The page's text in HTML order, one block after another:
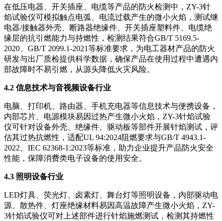
在低压电器、开关插座、电缆等产品的防火检测中，ZY-3针
焰试验仪可模拟触点电弧、电流过载产生的微小火焰，测试继
电器/接触器外壳、断路器绝缘件、开关插座塑料件、电缆绝
缘层的抗引燃能力与持燃性，检测结果符合GB/T 5169.5-
2020、GB/T 2099.1-2021等标准要求，为电工器材产品的防火
研发与出厂质检提供科学数据，确保产品在使用过程中遭遇内
部故障时不易引燃，从源头降低火灾风险。
4.2 信息技术与音视频设备行业
电脑、打印机、路由器、手机充电器等信息技术与便携设备，
内部芯片、电源模块易因过热产生微小火焰，ZY-3针焰试验
仪可针对设备外壳、绝缘件、驱动板等部件开展针焰测试，评
估其过热抗燃性，适配UL 94:2024阻燃要求与GB/T 4943.1-
2022、IEC 62368-1:2023等标准，助力企业提升产品防火安全
性能，保障消费类电子设备的使用安全。
4.3 照明设备行业
LED灯具、荧光灯、卤素灯、舞台灯等照明设备，内部驱动电
源、散热件、灯座绝缘材料易因高温故障产生微小火焰，ZY-
3针焰试验仪可对上述部件进行针焰施燃测试，检测其持燃性